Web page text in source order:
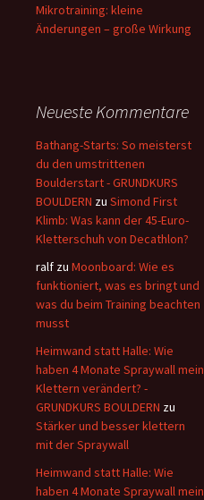
Mikrotraining: kleine
Änderungen – große Wirkung
Neueste Kommentare
Bathang-Starts: So meisterst
du den umstrittenen
Boulderstart - GRUNDKURS
BOULDERN zu Simond First
Klimb: Was kann der 45-Euro-
Kletterschuh von Decathlon?
ralf zu Moonboard: Wie es
funktioniert, was es bringt und
was du beim Training beachten
musst
Heimwand statt Halle: Wie
haben 4 Monate Spraywall mein
Klettern verändert? -
GRUNDKURS BOULDERN zu
Stärker und besser klettern
mit der Spraywall
Heimwand statt Halle: Wie
haben 4 Monate Spraywall mein